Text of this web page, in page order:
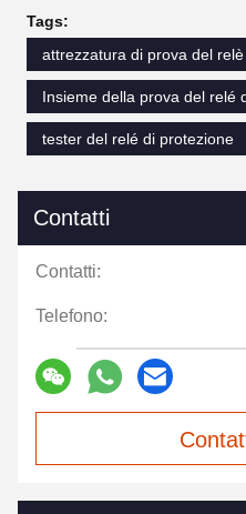
Tags:
attrezzatura di prova del
Insieme della prova del relé
tester del relé di protezione
Contatti
Contatti:
Telefono: